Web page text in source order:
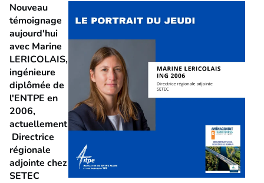
Nouveau
témoignage
aujourd'hui
avec Marine
LERICOLAIS,
ingénieure
diplômée de
l'ENTPE en
2006,
actuellement
Directrice
régionale
adjointe chez
SETEC